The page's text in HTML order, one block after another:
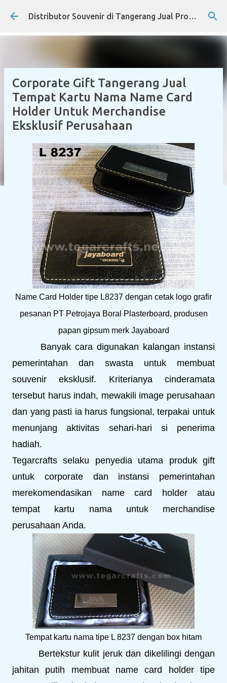
Skip to main content Distributor Souvenir di Tangerang Jual Produk Promosi Eksklusif Corporate dan Instansi Pemerintah
Corporate Gift Tangerang Jual
Tempat Kartu Nama Name Card
Holder Untuk Merchandise
Eksklusif Perusahaan
Name Card Holder tipe L8237 dengan cetak logo grafir
pesanan PT Petrojaya Boral Plasterboard, produsen
papan gipsum merk Jayaboard
Banyak cara digunakan kalangan instansi
pemerintahan dan swasta untuk membuat
souvenir eksklusif. Kriterianya cinderamata
tersebut harus indah, mewakili image perusahaan
dan yang pasti ia harus fungsional, terpakai untuk
menunjang aktivitas sehari-hari si penerima
hadiah.
Tegarcrafts selaku penyedia utama produk gift
untuk corporate dan instansi pemerintahan
merekomendasikan name card holder atau
tempat kartu nama untuk merchandise
perusahaan Anda.
Tempat kartu nama tipe L 8237 dengan box hitam
Bertekstur kulit jeruk dan dikelilingi dengan
jahitan putih membuat name card holder tipe